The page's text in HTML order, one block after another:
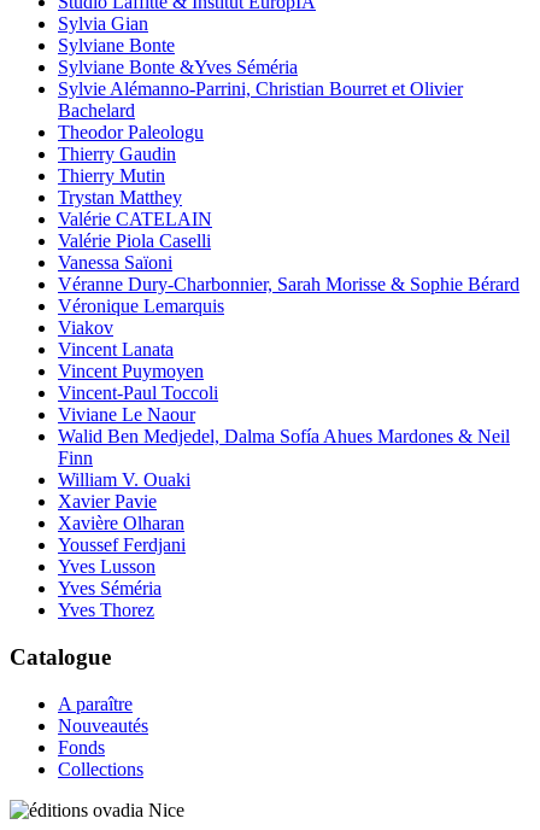
Sylvia Gian
Sylviane Bonte
Sylviane Bonte &Yves Séméria
Sylvie Alémanno-Parrini, Christian Bourret et Olivier
Bachelard
Theodor Paleologu
Thierry Gaudin
Thierry Mutin
Trystan Matthey
Valérie CATELAIN
Valérie Piola Caselli
Vanessa Saïoni
Véranne Dury-Charbonnier, Sarah Morisse & Sophie Bérard
Véronique Lemarquis
Viakov
Vincent Lanata
Vincent Puymoyen
Vincent-Paul Toccoli
Viviane Le Naour
Walid Ben Medjedel, Dalma Sofía Ahues Mardones & Neil
Finn
William V. Ouaki
Xavier Pavie
Xavière Olharan
Youssef Ferdjani
Yves Lusson
Yves Séméria
Yves Thorez
Catalogue
A paraître
Nouveautés
Fonds
Collections